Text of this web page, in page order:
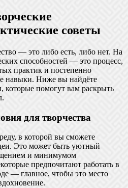
советы
— это либо есть, либо нет. На
способностей — это процесс,
практик и постепенно
навыки. Ниже вы найдёте
которые помогут вам раскрыть
для творчества
в которой вы сможете
Это может быть уютный
и минимумом
предпочитают работать в
— главное, чтобы это место